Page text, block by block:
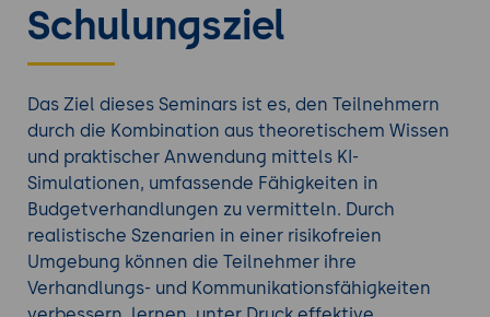
Vielzahl von Verhandlungspartnern und -
stilen vorbereitet.
Verbesserung von
Kommunikationsfähigkeiten: Das Seminar
schult effektive Kommunikation, was in allen
Aspekten des Geschäftslebens von Vorteil
ist.
Entscheidungsfindung und Problemlösung
Teilnehmer lernen, unter Druck fundierte
Entscheidungen zu treffen und Probleme
Schulungsziel
Das Ziel dieses Seminars ist es, den Teilnehmern
durch die Kombination aus theoretischem Wissen
und praktischer Anwendung mittels KI-
Simulationen, umfassende Fähigkeiten in
Budgetverhandlungen zu vermitteln. Durch
realistische Szenarien in einer risikofreien
Umgebung können die Teilnehmer ihre
Verhandlungs- und Kommunikationsfähigkeiten